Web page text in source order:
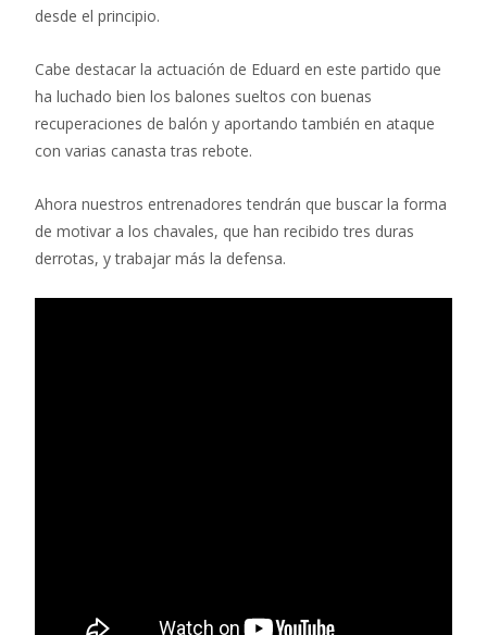
desde el principio.
Cabe destacar la actuación de Eduard en este partido que
ha luchado bien los balones sueltos con buenas
recuperaciones de balón y aportando también en ataque
con varias canasta tras rebote.
Ahora nuestros entrenadores tendrán que buscar la forma
de motivar a los chavales, que han recibido tres duras
derrotas, y trabajar más la defensa.